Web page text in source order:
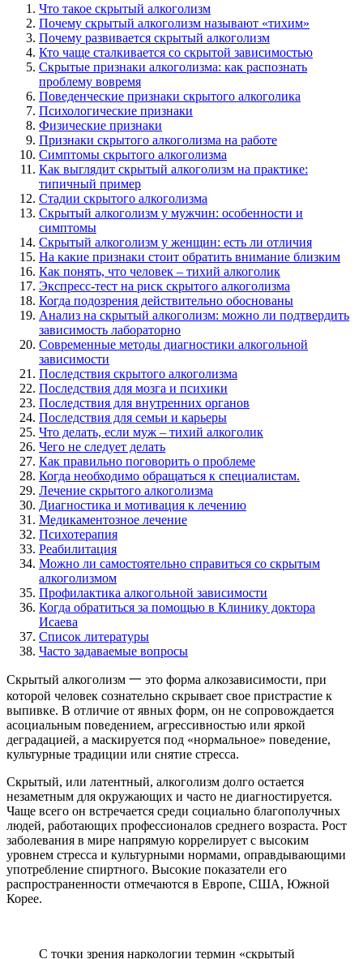
Что такое скрытый алкоголизм
Почему скрытый алкоголизм называют «тихим»
Почему развивается скрытый алкоголизм
Кто чаще сталкивается со скрытой зависимостью
Скрытые признаки алкоголизма: как распознать
проблему вовремя
Поведенческие признаки скрытого алкоголика
Психологические признаки
Физические признаки
Признаки скрытого алкоголизма на работе
Симптомы скрытого алкоголизма
Как выглядит скрытый алкоголизм на практике:
типичный пример
Стадии скрытого алкоголизма
Скрытый алкоголизм у мужчин: особенности и
симптомы
Скрытый алкоголизм у женщин: есть ли отличия
На какие признаки стоит обратить внимание близким
Как понять, что человек – тихий алкоголик
Экспресс-тест на риск скрытого алкоголизма
Когда подозрения действительно обоснованы
Анализ на скрытый алкоголизм: можно ли подтвердить
зависимость лабораторно
Современные методы диагностики алкогольной
зависимости
Последствия скрытого алкоголизма
Последствия для мозга и психики
Последствия для внутренних органов
Последствия для семьи и карьеры
Что делать, если муж – тихий алкоголик
Чего не следует делать
Как правильно поговорить о проблеме
Когда необходимо обращаться к специалистам.
Лечение скрытого алкоголизма
Диагностика и мотивация к лечению
Медикаментозное лечение
Психотерапия
Реабилитация
Можно ли самостоятельно справиться со скрытым
алкоголизмом
Профилактика алкогольной зависимости
Когда обратиться за помощью в Клинику доктора
Исаева
Список литературы
Часто задаваемые вопросы
Скрытый алкоголизм 一 это форма алкозависимости, при
которой человек сознательно скрывает свое пристрастие к
выпивке. В отличие от явных форм, он не сопровождается
асоциальным поведением, агрессивностью или яркой
деградацией, а маскируется под «нормальное» поведение,
культурные традиции или снятие стресса.
Скрытый, или латентный, алкоголизм долго остается
незаметным для окружающих и часто не диагностируется.
Чаще всего он встречается среди социально благополучных
людей, работающих профессионалов среднего возраста. Рост
заболевания в мире напрямую коррелирует с высоким
уровнем стресса и культурными нормами, оправдывающими
употребление спиртного. Высокие показатели его
распространенности отмечаются в Европе, США, Южной
Корее.
С точки зрения наркологии термин «скрытый